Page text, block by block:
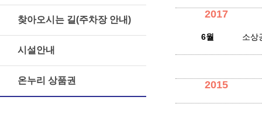
찾아오시는 길(주차장 안내)
시설안내
온누리 상품권
2017
6월 소상
2015